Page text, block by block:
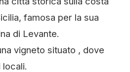
famosa per la sua
di Levante.
vigneto situato , dove
locali.